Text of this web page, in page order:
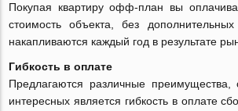
Покупая квартиру oфф-план вы
стоимость объекта, без
накапливаются каждый год в результате
Гибкость в оплате
Предлагаются различные
интересных является гибкость в оплате